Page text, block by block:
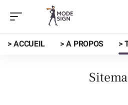
> ACCUEIL > A PROPOS >